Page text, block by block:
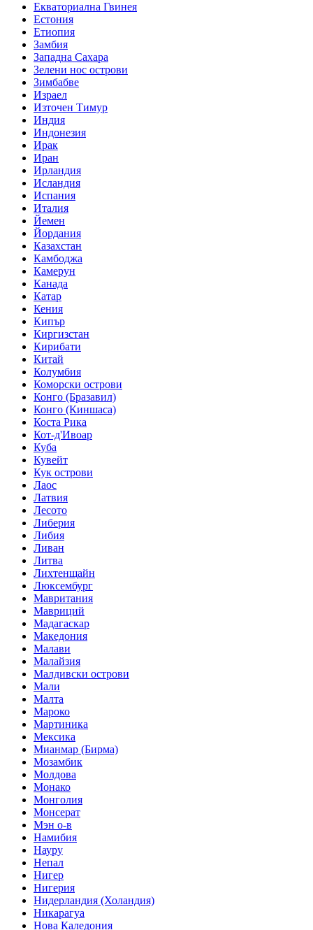
Екваториална Гвинея
Естония
Етиопия
Замбия
Западна Сахара
Зелени нос острови
Зимбабве
Израел
Източен Тимур
Индия
Индонезия
Ирак
Иран
Ирландия
Исландия
Испания
Италия
Йемен
Йордания
Казахстан
Камбоджа
Камерун
Канада
Катар
Кения
Кипър
Киргизстан
Кирибати
Китай
Колумбия
Коморски острови
Конго (Бразавил)
Конго (Киншаса)
Коста Рика
Кот-д'Ивоар
Куба
Кувейт
Кук острови
Лаос
Латвия
Лесото
Либерия
Либия
Ливан
Литва
Лихтенщайн
Люксембург
Мавритания
Мавриций
Мадагаскар
Македония
Малави
Малайзия
Малдивски острови
Мали
Малта
Мароко
Мартиника
Мексика
Мианмар (Бирма)
Мозамбик
Молдова
Монако
Монголия
Монсерат
Мэн о-в
Намибия
Науру
Непал
Нигер
Нигерия
Нидерландия (Холандия)
Никарагуа
Нова Каледония